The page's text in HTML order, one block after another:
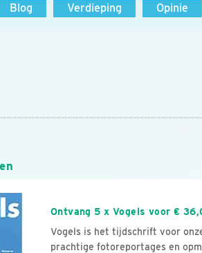
Blog Verdieping Opinie
Ontvang 5 x Vogels voor €
Vogels is het tijdschrift voor
prachtige fotoreportages en